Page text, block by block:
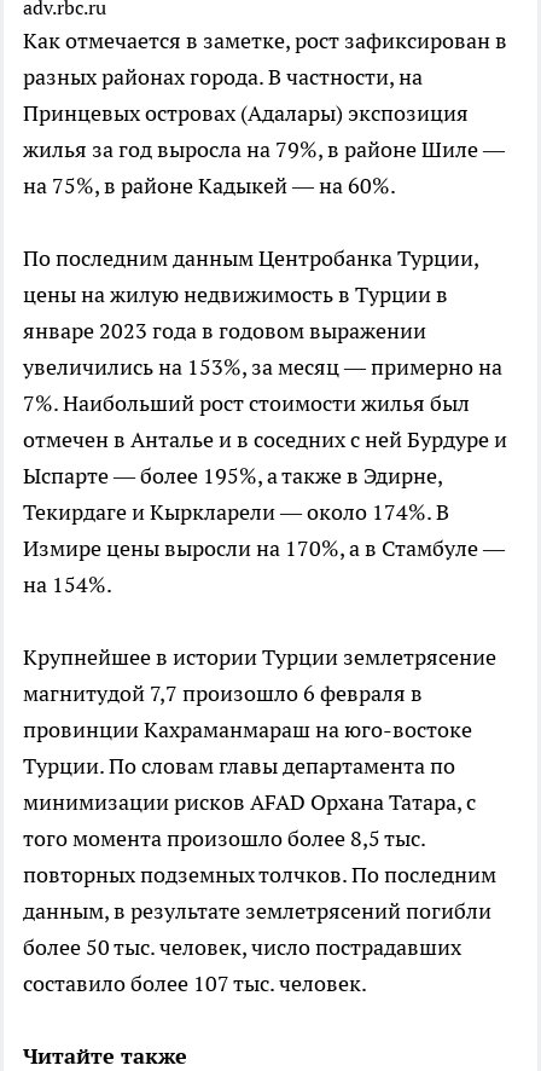
adv.rbc.ru
Как отмечается в заметке, рост зафиксирован в
разных районах города. В частности, на
Принцевых островах (Адалары) экспозиция
жилья за год выросла на 79%, в районе Шиле —
на 75%, в районе Кадыкей — на 60%.
По последним данным Центробанка Турции,
цены на жилую недвижимость в Турции в
январе 2023 года в годовом выражении
увеличились на 153%, за месяц — примерно на
7%. Наибольший рост стоимости жилья был
отмечен в Анталье и в соседних с ней Бурдуре и
Ыспарте — более 195%, а также в Эдирне,
Текирдаге и Кыркларели — около 174%. В
Измире цены выросли на 170%, а в Стамбуле —
на 154%.
Крупнейшее в истории Турции землетрясение
магнитудой 7,7 произошло 6 февраля в
провинции Кахраманмараш на юго-востоке
Турции. По словам главы департамента по
минимизации рисков AFAD Орхана Татара, с
того момента произошло более 8,5 тыс.
повторных подземных толчков. По последним
данным, в результате землетрясений погибли
более 50 тыс. человек, число пострадавших
составило более 107 тыс. человек.
Читайте также